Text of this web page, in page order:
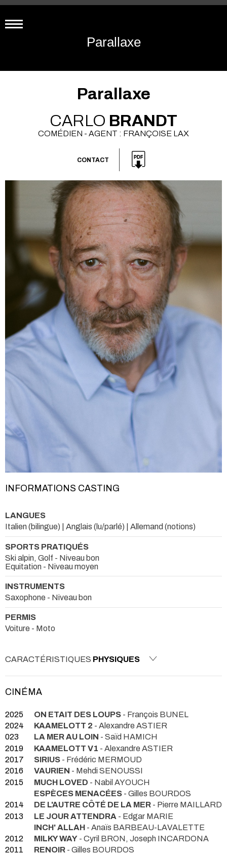
Parallaxe
Parallaxe
CARLO BRANDT
COMÉDIEN - AGENT : FRANÇOISE LAX
CONTACT
INFORMATIONS CASTING
LANGUES
Italien (bilingue) | Anglais (lu/parlé) | Allemand (notions)
SPORTS PRATIQUÉS
Ski alpin, Golf - Niveau bon
Equitation - Niveau moyen
INSTRUMENTS
Saxophone - Niveau bon
PERMIS
Voiture - Moto
CARACTÉRISTIQUES PHYSIQUES
CINÉMA
2025 ON ETAIT DES LOUPS - François BUNEL
2024
KAAMELOTT 2 - Alexandre ASTIER
023
LA MER AU LOIN - Saïd HAMICH
2019
KAAMELOTT V1 - Alexandre ASTIER
2017
SIRIUS - Frédéric MERMOUD
2016
VAURIEN - Mehdi SENOUSSI
2015
MUCH LOVED - Nabil AYOUCH
ESPÈCES MENACÉES - Gilles BOURDOS
2014
DE L'AUTRE CÔTÉ DE LA MER - Pierre MAILLARD
2013
LE JOUR ATTENDRA - Edgar MARIE
INCH' ALLAH - Anaïs BARBEAU-LAVALETTE
2012
MILKY WAY - Cyril BRON, Joseph INCARDONA
2011
RENOIR - Gilles BOURDOS